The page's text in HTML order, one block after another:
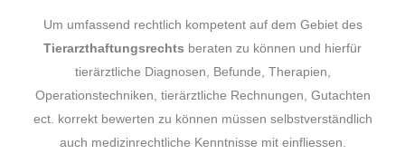
Um umfassend rechtlich kompetent auf dem Gebiet des
Tierarzthaftungsrechts beraten zu können und hierfür
tierärztliche Diagnosen, Befunde, Therapien,
Operationstechniken, tierärztliche Rechnungen, Gutachten
ect. korrekt bewerten zu können müssen selbstverständlich
auch medizinrechtliche Kenntnisse mit einfliessen.